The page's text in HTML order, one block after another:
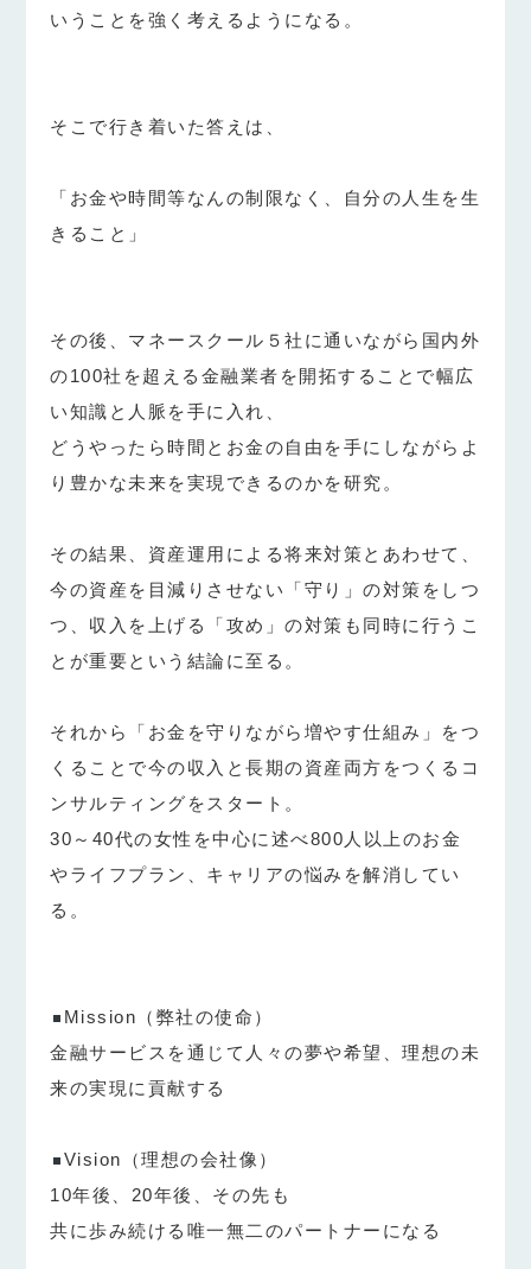
いうことを強く考えるようになる。
そこで行き着いた答えは、
「お金や時間等なんの制限なく、自分の人生を生
きること」
その後、マネースクール５社に通いながら国内外
の100社を超える金融業者を開拓することで幅広
い知識と人脈を手に入れ、
どうやったら時間とお金の自由を手にしながらよ
り豊かな未来を実現できるのかを研究。
その結果、資産運用による将来対策とあわせて、
今の資産を目減りさせない「守り」の対策をしつ
つ、収入を上げる「攻め」の対策も同時に行うこ
とが重要という結論に至る。
それから「お金を守りながら増やす仕組み」をつ
くることで今の収入と長期の資産両方をつくるコ
ンサルティングをスタート。
30～40代の女性を中心に述べ800人以上のお金
やライフプラン、キャリアの悩みを解消してい
る。
Mission（弊社の使命）
金融サービスを通じて人々の夢や希望、理想の未
来の実現に貢献する
Vision（理想の会社像）
10年後、20年後、その先も
共に歩み続ける唯一無二のパートナーになる